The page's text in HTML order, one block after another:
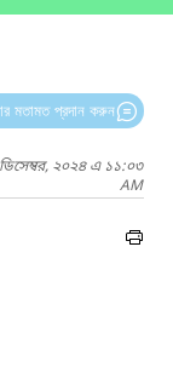
মতামত প্রদান করুন
২০২৪ এ ১১:০৩
AM